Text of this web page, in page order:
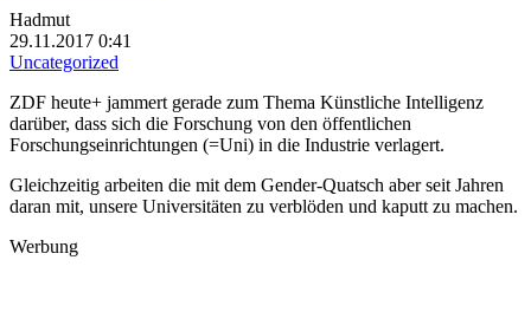
Hadmut
29.11.2017 0:41
Uncategorized
ZDF heute+ jammert gerade zum Thema Künstliche Intelligenz
darüber, dass sich die Forschung von den öffentlichen
Forschungseinrichtungen (=Uni) in die Industrie verlagert.
Gleichzeitig arbeiten die mit dem Gender-Quatsch aber seit Jahren
daran mit, unsere Universitäten zu verblöden und kaputt zu machen.
Werbung